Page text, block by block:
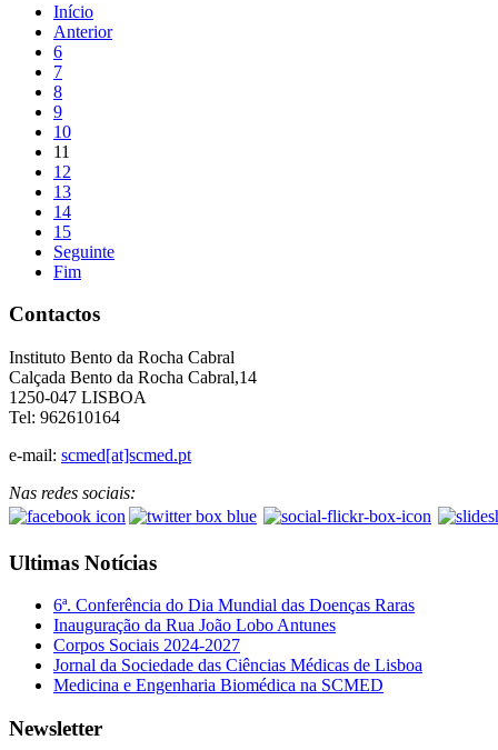
Início
Anterior
6
7
8
9
10
11
12
13
14
15
Seguinte
Fim
Contactos
Instituto Bento da Rocha Cabral
Calçada Bento da Rocha Cabral,14
1250-047 LISBOA
Tel: 962610164
e-mail: scmed[at]scmed.pt
Nas redes sociais:
Ultimas Notícias
6ª. Conferência do Dia Mundial das Doenças Raras
Inauguração da Rua João Lobo Antunes
Corpos Sociais 2024-2027
Jornal da Sociedade das Ciências Médicas de Lisboa
Medicina e Engenharia Biomédica na SCMED
Newsletter